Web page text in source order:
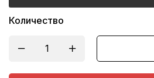
Количество